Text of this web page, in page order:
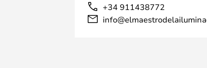
+34 911438772